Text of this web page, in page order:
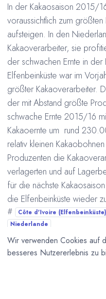
In der Kakaosaison 2015/
voraussichtlich zum
aufsteigen. In den
Kakaoverarbeiter, sie
der schwachen Ernte in der
Elfenbeinküste war im
größter Kakaoverarbeiter.
der mit Abstand größte
schwache Ernte 2015/16
Kakaoernte um rund
relativ kleinen
Produzenten die
verlagerten und auf
für die nächste
die Elfenbeinküste wieder
# Côte d'Ivoire (Elfenbeinküste)
Niederlande
Wir verwenden Cookies auf
besseres Nutzererlebnis zu